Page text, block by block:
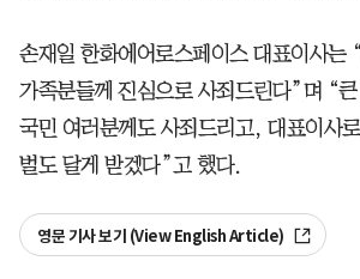
손재일 한화에어로스페이스 대표이사는
가족분들께 진심으로 사죄드린다”며 “
국민 여러분께도 사죄드리고, 대표이사
벌도 달게 받겠다”고 했다.
영문 기사 보기 (View English Article)